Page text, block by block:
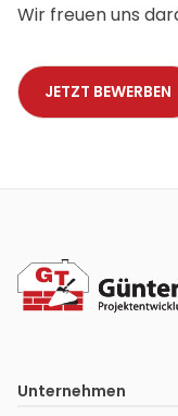
Wir freuen uns
JETZT BEWERBEN
Unternehmen